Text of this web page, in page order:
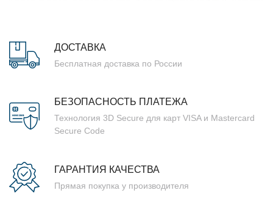
ДОСТАВКА
Бесплатная доставка по России
БЕЗОПАСНОСТЬ ПЛАТЕЖА
Технология 3D Secure для карт VISA и Mastercard
Secure Code
ГАРАНТИЯ КАЧЕСТВА
Прямая покупка у производителя